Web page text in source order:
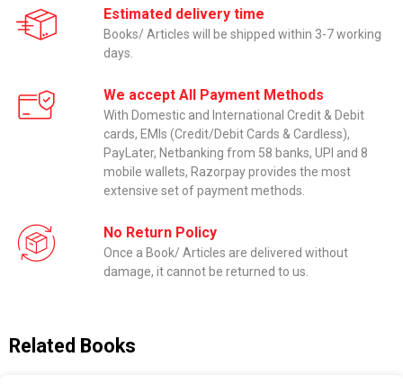
Estimated delivery time
Books/ Articles will be shipped within 3-7 working
days.
We accept All Payment Methods
With Domestic and International Credit & Debit
cards, EMIs (Credit/Debit Cards & Cardless),
PayLater, Netbanking from 58 banks, UPI and 8
mobile wallets, Razorpay provides the most
extensive set of payment methods.
No Return Policy
Once a Book/ Articles are delivered without
damage, it cannot be returned to us.
Related Books